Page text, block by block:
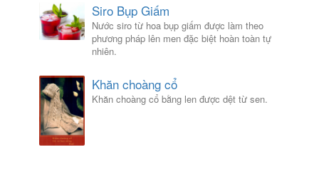
Siro Bụp Giấm
Nước siro từ hoa bụp giấm được làm theo
phương pháp lên men đặc biệt hoàn toàn tự
nhiên.
Khăn choàng cổ
Khăn choàng cổ bằng len được dệt từ sen.